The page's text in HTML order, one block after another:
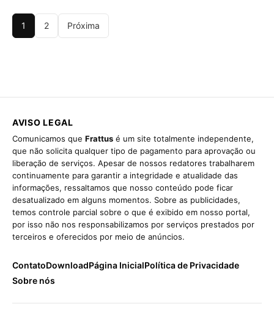
1 2 Próxima
AVISO LEGAL
Comunicamos que Frattus é um site totalmente independente,
que não solicita qualquer tipo de pagamento para aprovação ou
liberação de serviços. Apesar de nossos redatores trabalharem
continuamente para garantir a integridade e atualidade das
informações, ressaltamos que nosso conteúdo pode ficar
desatualizado em alguns momentos. Sobre as publicidades,
temos controle parcial sobre o que é exibido em nosso portal,
por isso não nos responsabilizamos por serviços prestados por
terceiros e oferecidos por meio de anúncios.
ContatoDownloadPágina InicialPolítica de Privacidade
Sobre nós